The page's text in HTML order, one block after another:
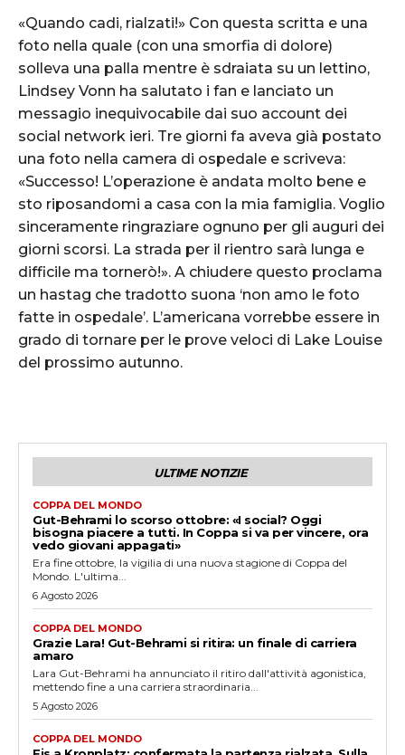
«Quando cadi, rialzati!» Con questa scritta e una
foto nella quale (con una smorfia di dolore)
solleva una palla mentre è sdraiata su un lettino,
Lindsey Vonn ha salutato i fan e lanciato un
messagio inequivocabile dai suo account dei
social network ieri. Tre giorni fa aveva già postato
una foto nella camera di ospedale e scriveva:
«Successo! L’operazione è andata molto bene e
sto riposandomi a casa con la mia famiglia. Voglio
sinceramente ringraziare ognuno per gli auguri dei
giorni scorsi. La strada per il rientro sarà lunga e
difficile ma tornerò!». A chiudere questo proclama
un hastag che tradotto suona ‘non amo le foto
fatte in ospedale’. L’americana vorrebbe essere in
grado di tornare per le prove veloci di Lake Louise
del prossimo autunno.
ULTIME NOTIZIE
COPPA DEL MONDO
Gut-Behrami lo scorso ottobre: «I social? Oggi
bisogna piacere a tutti. In Coppa si va per vincere, ora
vedo giovani appagati»
Era fine ottobre, la vigilia di una nuova stagione di Coppa del
Mondo. L'ultima...
6 Agosto 2026
COPPA DEL MONDO
Grazie Lara! Gut-Behrami si ritira: un finale di carriera
amaro
Lara Gut-Behrami ha annunciato il ritiro dall'attività agonistica,
mettendo fine a una carriera straordinaria...
5 Agosto 2026
COPPA DEL MONDO